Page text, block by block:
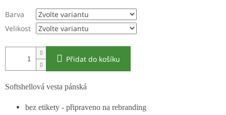
cena:
Barva
Velikost
Přidat do košíku
Softshellová vesta pánská
bez etikety - připraveno na rebranding